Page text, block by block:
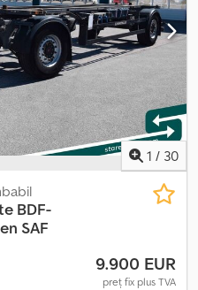
1 / 30
BDF-
SAF
9.900 EUR
preț fix plus TVA